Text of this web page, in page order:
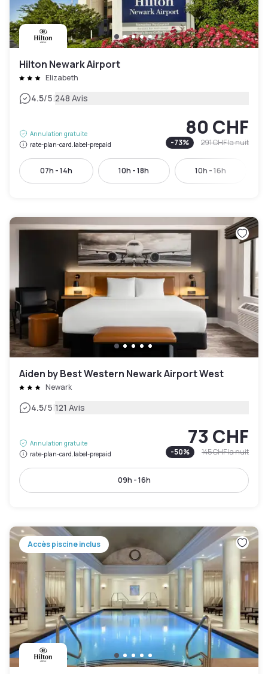
Hilton Newark Airport
Elizabeth
4.5/5|248 Avis
Annulation gratuite
rate-plan-card.label-prepaid
80 CHF
-73% 291 CHFla nuit
07h - 14h 10h - 18h 10h - 16h
Aiden by Best Western Newark Airport West
Newark
4.5/5|121 Avis
Annulation gratuite
rate-plan-card.label-prepaid
73 CHF
-50% 145 CHFla nuit
09h - 16h
Accès piscine inclus